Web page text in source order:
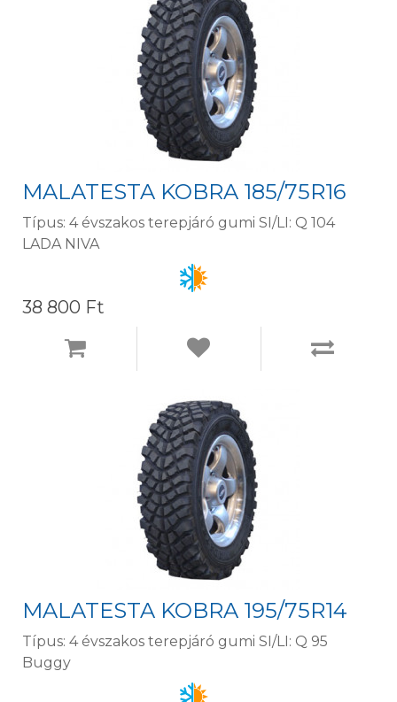
MALATESTA KOBRA 185/75R16
Típus: 4 évszakos terepjáró gumi SI/LI: Q 104
LADA NIVA
38 800 Ft
MALATESTA KOBRA 195/75R14
Típus: 4 évszakos terepjáró gumi SI/LI: Q 95
Buggy